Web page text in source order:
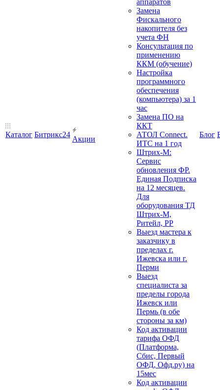
Каталог Битрикс24
Акции
аппаратов
Замена
Фискального
накопителя без
учета ФН
Консультация по
применению
ККМ (обучение)
Настройка
программного
обеспечения
(компьютера) за 1
час
Замена ПО на
ККТ
АТОЛ Connect.
ИТС на 1 год
Штрих-М:
Сервис
обновления ФР.
Единая Подписка
на 12 месяцев.
Для
оборудования ТД
Штрих-М,
Ритейл, РР
Выезд мастера к
заказчику в
пределах г.
Ижевска или г.
Перми
Выезд
специалиста за
пределы города
Ижевск или
Пермь (в обе
стороны за км)
Код активации
тарифа ОФД
(Платформа,
Сбис, Первый
ОФД, Офд.ру) на
15мес
Код активации
Блог